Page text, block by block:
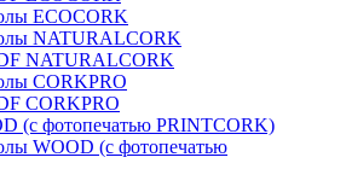
ECOCORK
NATURALCORK
NATURALCORK
CORKPRO
CORKPRO
(с фотопечатью PRINTCORK)
WOOD (с фотопечатью